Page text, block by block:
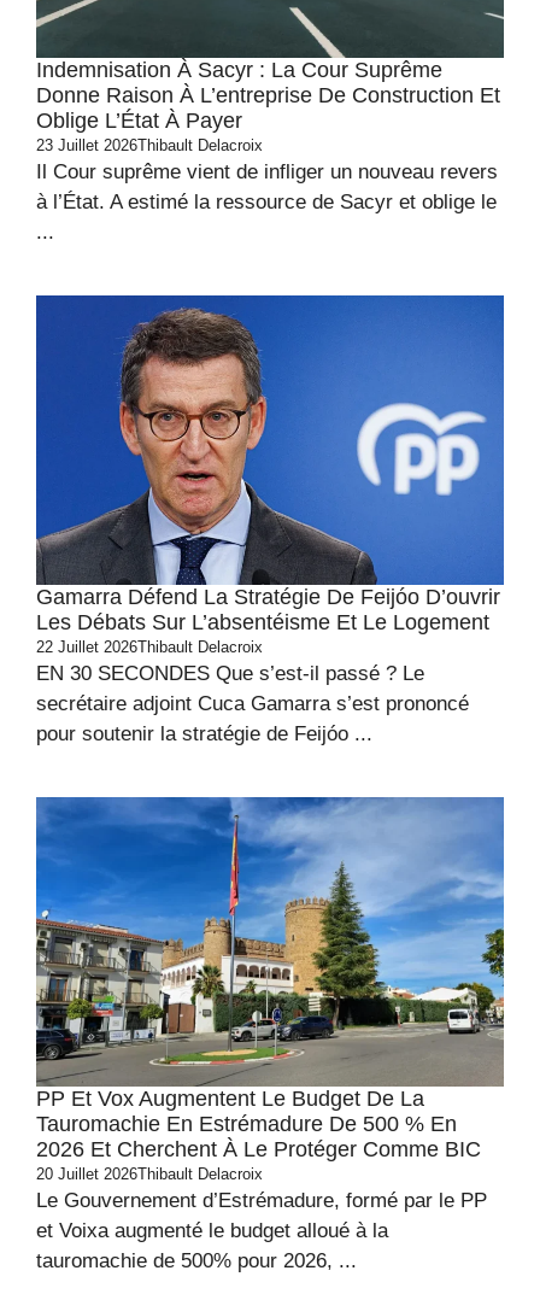
Indemnisation À Sacyr : La Cour Suprême
Donne Raison À L’entreprise De Construction Et
Oblige L’État À Payer
23 Juillet 2026Thibault Delacroix
Il Cour suprême vient de infliger un nouveau revers
à l’État. A estimé la ressource de Sacyr et oblige le
...
Gamarra Défend La Stratégie De Feijóo D’ouvrir
Les Débats Sur L’absentéisme Et Le Logement
22 Juillet 2026Thibault Delacroix
EN 30 SECONDES Que s’est-il passé ? Le
secrétaire adjoint Cuca Gamarra s’est prononcé
pour soutenir la stratégie de Feijóo ...
PP Et Vox Augmentent Le Budget De La
Tauromachie En Estrémadure De 500 % En
2026 Et Cherchent À Le Protéger Comme BIC
20 Juillet 2026Thibault Delacroix
Le Gouvernement d’Estrémadure, formé par le PP
et Voixa augmenté le budget alloué à la
tauromachie de 500% pour 2026, ...